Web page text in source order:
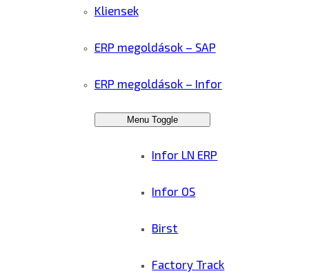
Kliensek
ERP megoldások – SAP
ERP megoldások – Infor
Menu Toggle
Infor LN ERP
Infor OS
Birst
Factory Track